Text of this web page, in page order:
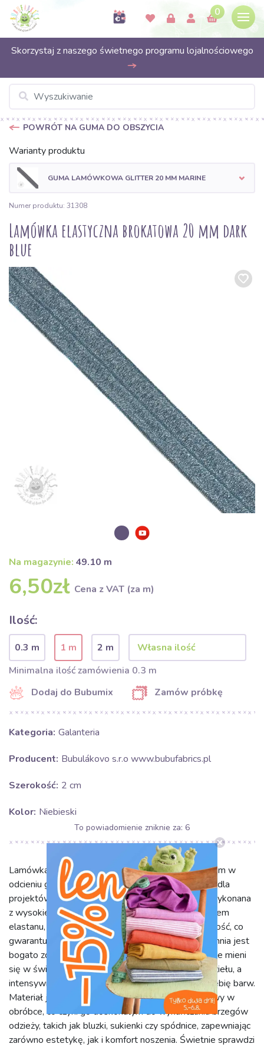
0
Skorzystaj z naszego świetnego programu lojalnościowego
POWRÓT NA GUMA DO OBSZYCIA
Warianty produktu
GUMA LAMÓWKOWA GLITTER 20 MM MARINE
Numer produktu: 31308
Lamówka elastyczna brokatowa 20 mm dark
blue
Na magazynie: 49.10 m
6,50zł Cena z VAT (za m)
Ilość:
0.3 m 1 m
2 m
Minimalna ilość zamówienia 0.3 m
Dodaj do Bubumix
Zamów próbkę
Kategoria: Galanteria
Producent: Bubulákovo s.r.o www.bubufabrics.pl
Szerokość: 2 cm
Kolor: Niebieski
Lamówka elastyczna brokatowa o szerokości 20 mm w
odcieniu głębokiego niebieskiego to idealny wybór dla
projektów wymagających blasku i elastyczności. Wykonana
z wysokiej jakości włókien syntetycznych z dodatkiem
elastanu, zapewnia doskonałą rozciągliwość i trwałość, co
gwarantuje długotrwałe użytkowanie. Jej powierzchnia jest
bogato zdobiona delikatnym brokatem, który pięknie mieni
się w świetle, dodając szyku i elegancji każdemu dziełu, a
intensywny niebieski kolor wspaniale podkreśla głębię barw.
Materiał jest przyjemny w dotyku i wyjątkowo łatwy w
obróbce, co czyni go doskonałym do wykańczania brzegów
odzieży, takich jak bluzki, sukienki czy spódnice, zapewniając
zarówno estetykę, jak i komfort noszenia. Świetnie sprawdzi
To powiadomienie zniknie za: 5